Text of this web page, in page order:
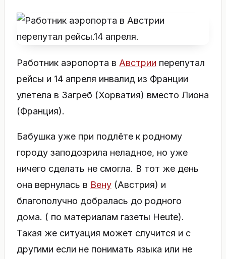
Работник аэропорта в Австрии перепутал
рейсы и 14 апреля инвалид из Франции
улетела в Загреб (Хорватия) вместо Лиона
(Франция).
Бабушка уже при подлёте к родному
городу заподозрила неладное, но уже
ничего сделать не смогла. В тот же день
она вернулась в Вену (Австрия) и
благополучно добралась до родного
дома. ( по материалам газеты Heute).
Такая же ситуация может случится и с
другими если не понимать языка или не